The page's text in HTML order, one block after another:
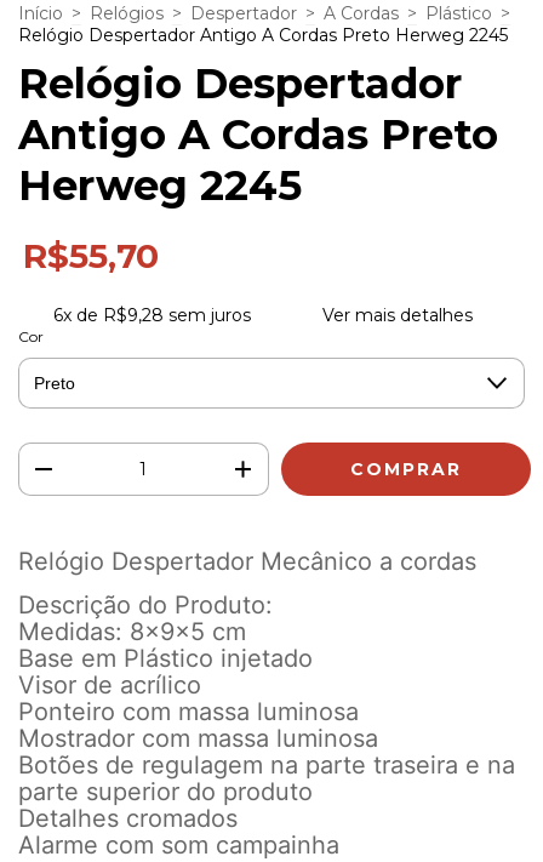
Início > Relógios > Despertador > A Cordas > Plástico >
Relógio Despertador Antigo A Cordas Preto Herweg 2245
Relógio Despertador
Antigo A Cordas Preto
Herweg 2245
R$55,70
6x de R$9,28 sem juros Ver mais detalhes
Cor
Relógio Despertador Mecânico a cordas
Descrição do Produto:
Medidas: 8x9x5 cm
Base em Plástico injetado
Visor de acrílico
Ponteiro com massa luminosa
Mostrador com massa luminosa
Botões de regulagem na parte traseira e na
parte superior do produto
Detalhes cromados
Alarme com som campainha